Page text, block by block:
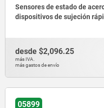
Sensores de estado de
dispositivos de sujeción
desde $2,096.25
más IVA.
más gastos de envío
05899